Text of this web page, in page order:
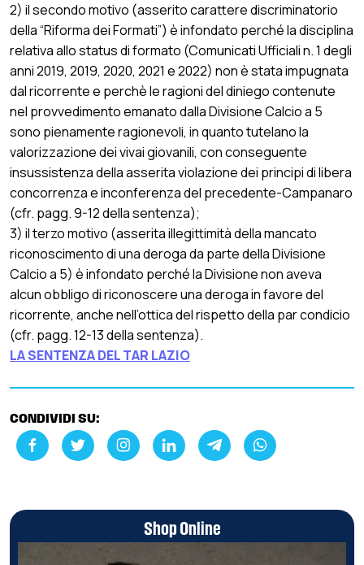
2) il secondo motivo (asserito carattere discriminatorio
della “Riforma dei Formati”) è infondato perché la disciplina
relativa allo status di formato (Comunicati Ufficiali n. 1 degli
anni 2019, 2019, 2020, 2021 e 2022) non è stata impugnata
dal ricorrente e perchè le ragioni del diniego contenute
nel provvedimento emanato dalla Divisione Calcio a 5
sono pienamente ragionevoli, in quanto tutelano la
valorizzazione dei vivai giovanili, con conseguente
insussistenza della asserita violazione dei principi di libera
concorrenza e inconferenza del precedente-Campanaro
(cfr. pagg. 9-12 della sentenza);
3) il terzo motivo (asserita illegittimità della mancato
riconoscimento di una deroga da parte della Divisione
Calcio a 5) è infondato perché la Divisione non aveva
alcun obbligo di riconoscere una deroga in favore del
ricorrente, anche nell’ottica del rispetto della par condicio
(cfr. pagg. 12-13 della sentenza).
LA SENTENZA DEL TAR LAZIO
CONDIVIDI SU:
Shop Online